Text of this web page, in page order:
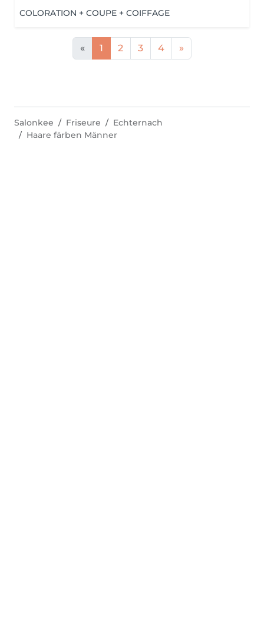
COLORATION + COUPE + COIFFAGE
« 1 2 3 4 »
Salonkee Friseure
Echternach
Haare färben Männer